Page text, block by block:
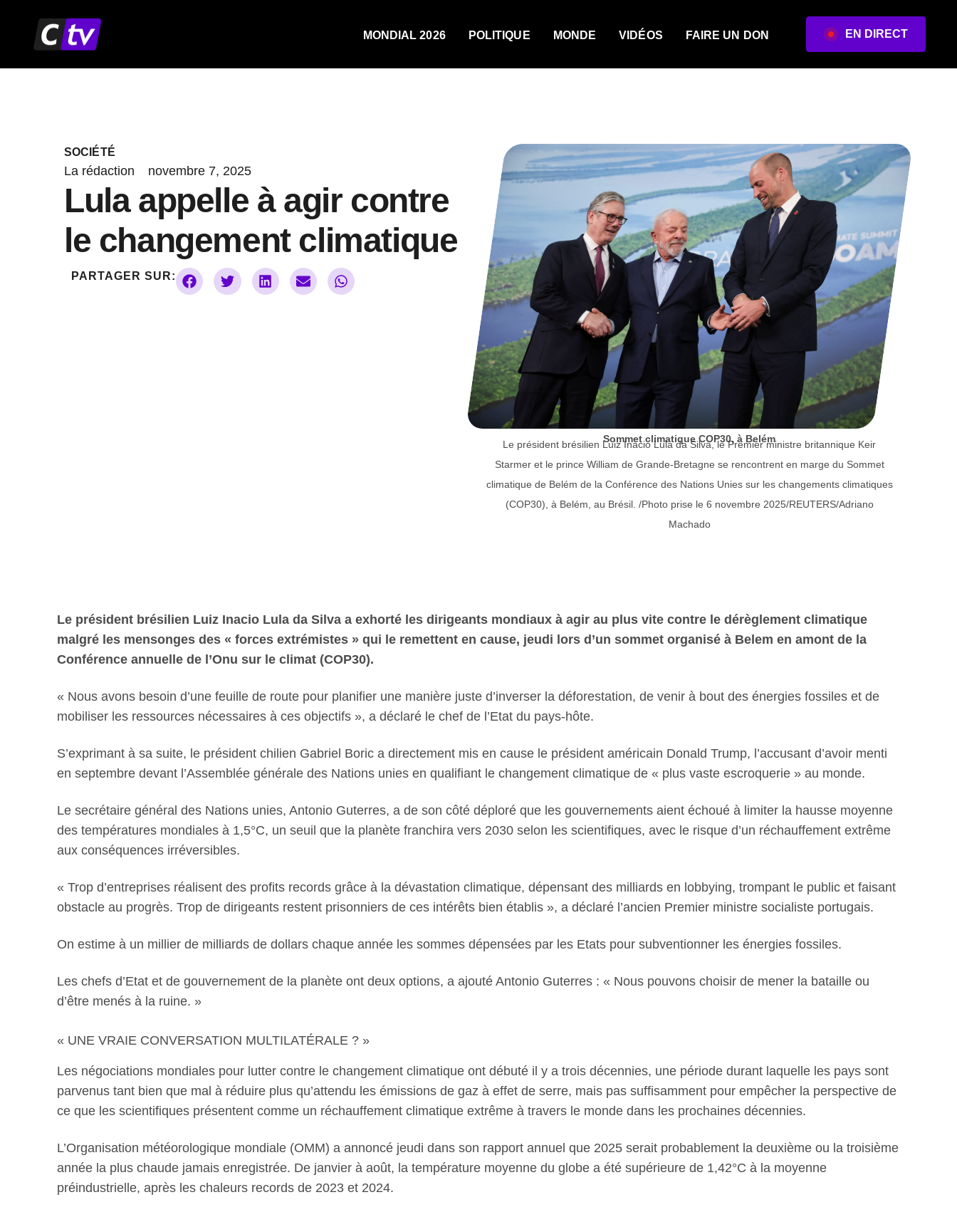
contenu
MONDIAL 2026 POLITIQUE MONDE VIDÉOS FAIRE UN DON EN DIRECT
SOCIÉTÉ
La rédaction novembre 7, 2025
Lula appelle à agir contre
le changement climatique
PARTAGER SUR:
Sommet climatique COP30, à Belém
Le président brésilien Luiz Inacio Lula da Silva, le Premier ministre britannique Keir
Starmer et le prince William de Grande-Bretagne se rencontrent en marge du Sommet
climatique de Belém de la Conférence des Nations Unies sur les changements climatiques
(COP30), à Belém, au Brésil. /Photo prise le 6 novembre 2025/REUTERS/Adriano
Machado
Le président brésilien Luiz Inacio Lula da Silva a exhorté les dirigeants mondiaux à agir au plus vite contre le dérèglement climatique
malgré les mensonges des « forces extrémistes » qui le remettent en cause, jeudi lors d’un sommet organisé à Belem en amont de la
Conférence annuelle de l’Onu sur le climat (COP30).
« Nous avons besoin d’une feuille de route pour planifier une manière juste d’inverser la déforestation, de venir à bout des énergies fossiles et de
mobiliser les ressources nécessaires à ces objectifs », a déclaré le chef de l’Etat du pays-hôte.
S’exprimant à sa suite, le président chilien Gabriel Boric a directement mis en cause le président américain Donald Trump, l’accusant d’avoir menti
en septembre devant l’Assemblée générale des Nations unies en qualifiant le changement climatique de « plus vaste escroquerie » au monde.
Le secrétaire général des Nations unies, Antonio Guterres, a de son côté déploré que les gouvernements aient échoué à limiter la hausse moyenne
des températures mondiales à 1,5°C, un seuil que la planète franchira vers 2030 selon les scientifiques, avec le risque d’un réchauffement extrême
aux conséquences irréversibles.
« Trop d’entreprises réalisent des profits records grâce à la dévastation climatique, dépensant des milliards en lobbying, trompant le public et faisant
obstacle au progrès. Trop de dirigeants restent prisonniers de ces intérêts bien établis », a déclaré l’ancien Premier ministre socialiste portugais.
On estime à un millier de milliards de dollars chaque année les sommes dépensées par les Etats pour subventionner les énergies fossiles.
Les chefs d’Etat et de gouvernement de la planète ont deux options, a ajouté Antonio Guterres : « Nous pouvons choisir de mener la bataille ou
d’être menés à la ruine. »
« UNE VRAIE CONVERSATION MULTILATÉRALE ? »
Les négociations mondiales pour lutter contre le changement climatique ont débuté il y a trois décennies, une période durant laquelle les pays sont
parvenus tant bien que mal à réduire plus qu’attendu les émissions de gaz à effet de serre, mais pas suffisamment pour empêcher la perspective de
ce que les scientifiques présentent comme un réchauffement climatique extrême à travers le monde dans les prochaines décennies.
L’Organisation météorologique mondiale (OMM) a annoncé jeudi dans son rapport annuel que 2025 serait probablement la deuxième ou la troisième
année la plus chaude jamais enregistrée. De janvier à août, la température moyenne du globe a été supérieure de 1,42°C à la moyenne
préindustrielle, après les chaleurs records de 2023 et 2024.